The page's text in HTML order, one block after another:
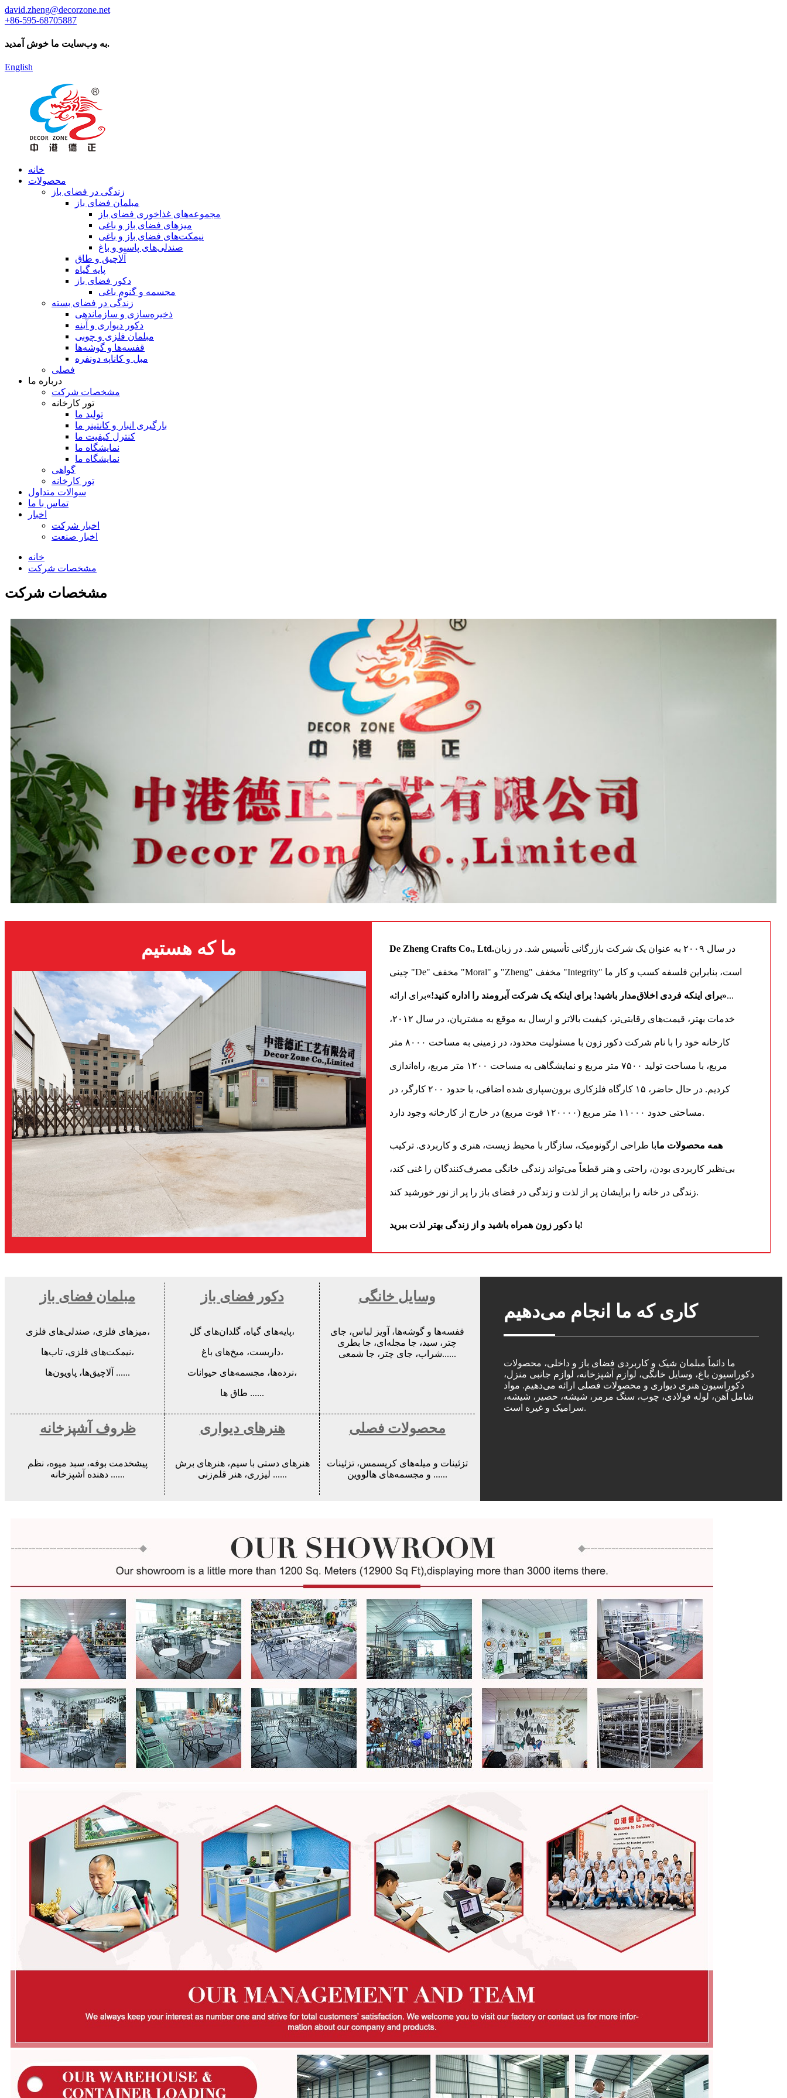
david.zheng@decorzone.net
‎+86-595-68705887‎
به وب‌سایت ما خوش آمدید.
English
خانه
محصولات
زندگی در فضای باز
مبلمان فضای باز
مجموعه‌های غذاخوری فضای باز
میزهای فضای باز و باغی
نیمکت‌های فضای باز و باغی
صندلی‌های پاسیو و باغ
آلاچیق و طاق
پایه گیاه
دکور فضای باز
مجسمه و گنوم باغی
زندگی در فضای بسته
ذخیره‌سازی و سازماندهی
دکور دیواری و آینه
مبلمان فلزی و چوبی
قفسه‌ها و گوشه‌ها
مبل و کاناپه دونفره
فصلی
درباره ما
مشخصات شرکت
تور کارخانه
تولید ما
بارگیری انبار و کانتینر ما
کنترل کیفیت ما
نمایشگاه ما
نمایشگاه ما
گواهی
تور کارخانه
سوالات متداول
تماس با ما
اخبار
اخبار شرکت
اخبار صنعت
خانه
مشخصات شرکت
مشخصات شرکت
ما که هستیم De Zheng Crafts Co., Ltd.در سال ۲۰۰۹ به عنوان یک شرکت بازرگانی تأسیس شد. در زبان
چینی "De" مخفف "Moral" و "Zheng" مخفف "Integrity" است، بنابراین فلسفه کسب و کار ما
...«برای اینکه فردی اخلاق‌مدار باشید! برای اینکه یک شرکت آبرومند را اداره کنید!»برای ارائه
خدمات بهتر، قیمت‌های رقابتی‌تر، کیفیت بالاتر و ارسال به موقع به مشتریان، در سال ۲۰۱۲،
کارخانه خود را با نام شرکت دکور زون با مسئولیت محدود، در زمینی به مساحت ۸۰۰۰ متر
مربع، با مساحت تولید ۷۵۰۰ متر مربع و نمایشگاهی به مساحت ۱۲۰۰ متر مربع، راه‌اندازی
کردیم. در حال حاضر، ۱۵ کارگاه فلزکاری برون‌سپاری شده اضافی، با حدود ۲۰۰ کارگر، در
مساحتی حدود ۱۱۰۰۰ متر مربع (۱۲۰۰۰۰ فوت مربع) در خارج از کارخانه وجود دارد.
همه محصولات مابا طراحی ارگونومیک، سازگار با محیط زیست، هنری و کاربردی. ترکیب
بی‌نظیر کاربردی بودن، راحتی و هنر قطعاً می‌تواند زندگی خانگی مصرف‌کنندگان را غنی کند،
زندگی در خانه را برایشان پر از لذت و زندگی در فضای باز را پر از نور خورشید کند.
با دکور زون همراه باشید و از زندگی بهتر لذت ببرید!
مبلمان فضای باز
میزهای فلزی، صندلی‌های فلزی،
نیمکت‌های فلزی، تاب‌ها،
آلاچیق‌ها، پاویون‌ها ......
دکور فضای باز
پایه‌های گیاه، گلدان‌های گل،
داربست، میخ‌های باغ،
نرده‌ها، مجسمه‌های حیوانات،
طاق ها ......
وسایل خانگی
قفسه‌ها و گوشه‌ها، آویز لباس، جای
چتر، سبد، جا مجله‌ای، جا بطری
شراب، جای چتر، جا شمعی......
ظروف آشپزخانه
پیشخدمت بوفه، سبد میوه، نظم
دهنده آشپزخانه ......
هنرهای دیواری
هنرهای دستی با سیم، هنرهای برش
لیزری، هنر قلم‌زنی ......
محصولات فصلی
تزئینات و میله‌های کریسمس، تزئینات
و مجسمه‌های هالووین ......
کاری که ما انجام می‌دهیم
ما دائماً مبلمان شیک و کاربردی فضای باز و داخلی، محصولات
دکوراسیون باغ، وسایل خانگی، لوازم آشپزخانه، لوازم جانبی منزل،
دکوراسیون هنری دیواری و محصولات فصلی ارائه می‌دهیم. مواد
شامل آهن، لوله فولادی، چوب، سنگ مرمر، شیشه، حصیر، شیشه،
سرامیک و غیره است.